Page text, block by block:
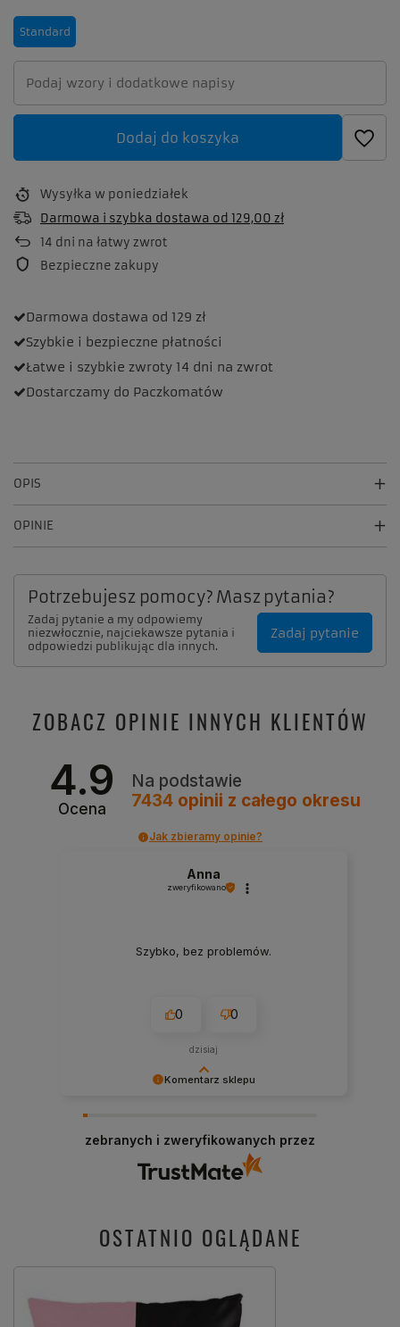
Standard
Dodaj do koszyka
Wysyłka w poniedziałek
Darmowa i szybka dostawa od 129,00 zł
14 dni na łatwy zwrot
Bezpieczne zakupy
Darmowa dostawa od 129 zł
Szybkie i bezpieczne płatności
Łatwe i szybkie zwroty 14 dni na zwrot
Dostarczamy do Paczkomatów
OPIS
OPINIE
Potrzebujesz pomocy? Masz pytania?
Zadaj pytanie a my odpowiemy
niezwłocznie, najciekawsze pytania i
odpowiedzi publikując dla innych.
Zadaj pytanie
ZOBACZ OPINIE INNYCH KLIENTÓW
4.9
Ocena
Na podstawie
7434 opinii z całego okresu
Jak zbieramy opinie?
Komentarz sklepu
jak Ty. Z pozdrowieniami, obsługa sklepu.
Anna
zweryfikowano
Szybko, bez problemów.
0 0
dzisiaj
zebranych i zweryfikowanych przez
OSTATNIO OGLĄDANE